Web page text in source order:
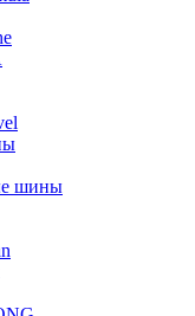
шины